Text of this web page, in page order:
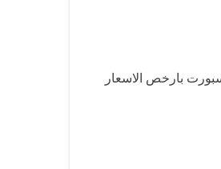
بارخص الاسعار